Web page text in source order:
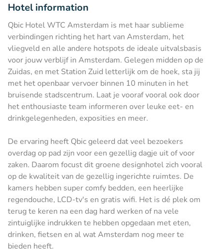
Hotel information
Qbic Hotel WTC Amsterdam is met haar sublieme
verbindingen richting het hart van Amsterdam, het
vliegveld en alle andere hotspots de ideale uitvalsbasis
voor jouw verblijf in Amsterdam. Gelegen midden op de
Zuidas, en met Station Zuid letterlijk om de hoek, sta jij
met het openbaar vervoer binnen 10 minuten in het
bruisende stadscentrum. Laat je vooraf vooral ook door
het enthousiaste team informeren over leuke eet- en
drinkgelegenheden, exposities en meer.
De ervaring heeft Qbic geleerd dat veel bezoekers
overdag op pad zijn voor een gezellig dagje uit of voor
zaken. Daarom focust dit groene designhotel zich vooral
op de kwaliteit van de gezellig ingerichte ruimtes. De
kamers hebben super comfy bedden, een heerlijke
regendouche, LCD-tv's en gratis wifi. Het is dé plek om
terug te keren na een dag hard werken of na vele
zintuiglijke indrukken te hebben opgedaan met eten,
drinken, fietsen en al wat Amsterdam nog meer te
bieden heeft.